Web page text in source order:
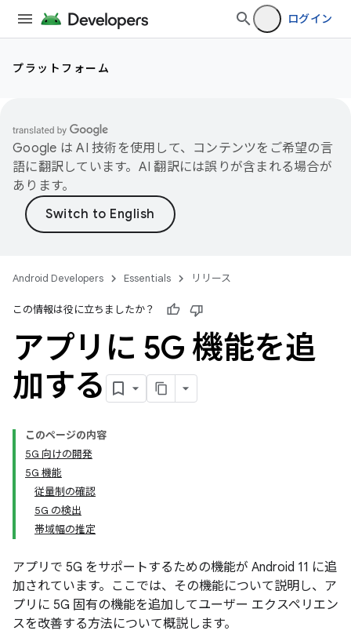
ログイン
プラットフォーム
Google は AI 技術を使用して、コンテンツをご希望の言
語に翻訳しています。AI 翻訳には誤りが含まれる場合が
あります。
Android Developers Essentials リリース
この情報は役に立ちましたか？
アプリに 5G 機能を追
加する
このページの内容
5G 向けの開発
5G 機能
従量制の確認
5G の検出
帯域幅の推定
アプリで 5G をサポートするための機能が Android 11 に追
加されています。ここでは、その機能について説明し、ア
プリに 5G 固有の機能を追加してユーザー エクスペリエン
スを改善する方法について概説します。